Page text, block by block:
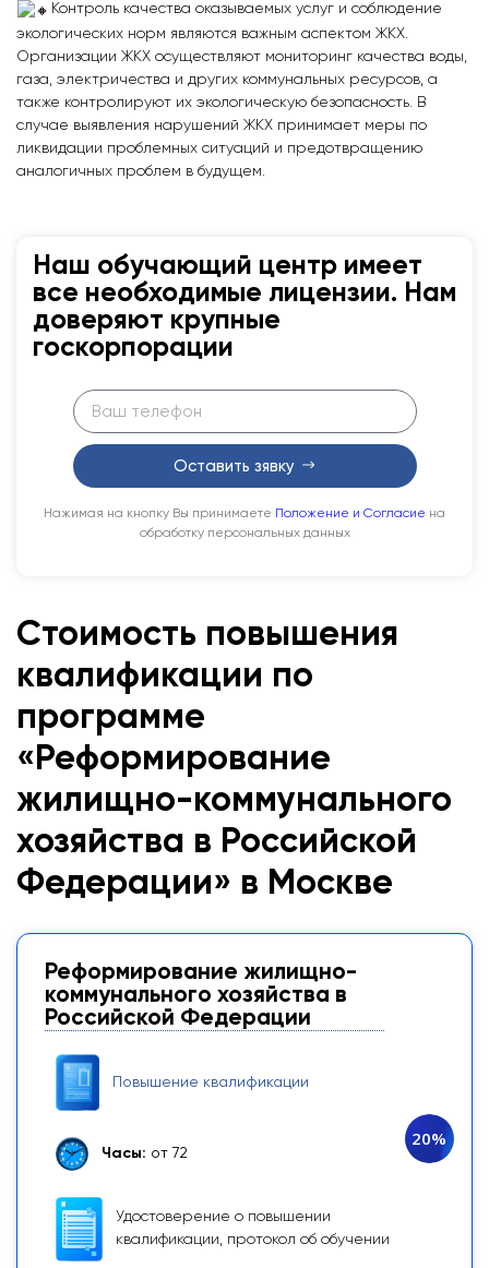
Контроль качества оказываемых услуг и соблюдение
экологических норм являются важным аспектом ЖКХ.
Организации ЖКХ осуществляют мониторинг качества воды,
газа, электричества и других коммунальных ресурсов, а
также контролируют их экологическую безопасность. В
случае выявления нарушений ЖКХ принимает меры по
ликвидации проблемных ситуаций и предотвращению
аналогичных проблем в будущем.
Наш обучающий центр имеет
все необходимые лицензии. Нам
доверяют крупные
госкорпорации
Оставить зявку
Нажимая на кнопку Вы принимаете Положение и Согласие на
обработку персональных данных
Стоимость повышения
квалификации по
программе
«Реформирование
жилищно-коммунального
хозяйства в Российской
Федерации» в Москве
Реформирование жилищно-
коммунального хозяйства в
Российской Федерации
Повышение квалификации
Часы: от 72
Удостоверение о повышении
квалификации, протокол об обучении
20%